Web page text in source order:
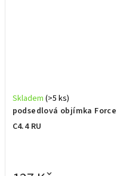
podsedlová objímka Force
C4.4 RU
Skladem (>5 ks)